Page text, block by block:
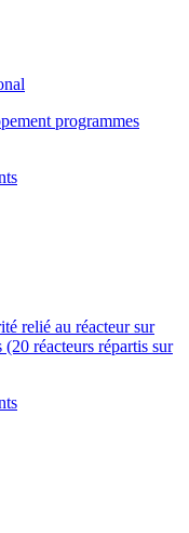
programmes
relié au réacteur sur
réacteurs répartis sur